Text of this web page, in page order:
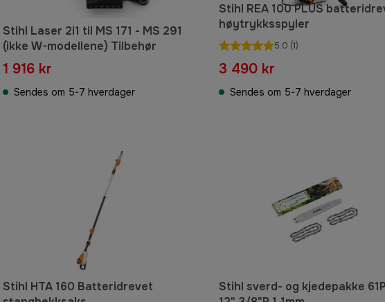
Stihl Laser 2i1 til MS 171 - MS 291
(ikke W-modellene) Tilbehør
1 916 kr
Sendes om 5-7 hverdager
Stihl REA 100 PLUS
høytrykksspyler
5.0 (1)
3 490 kr
Sendes om 5-7 hverdager
Stihl HTA 160 Batteridrevet
Stihl sverd- og kjedepakke